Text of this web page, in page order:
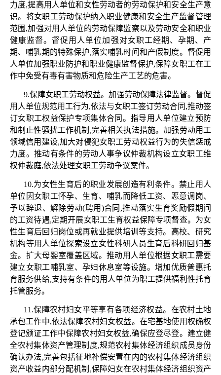
力度,提高用人单位和女性劳动者的劳动保护和安全生产意
识。将女职工劳动保护纳入职业健康和安全生产监督管理
范围,加强对用人单位的劳动保障监察以及劳动安全和职业
健康监督。督促用人单位加强对女职工经期、孕期、产
期、哺乳期的特殊保护,落实哺乳时间和产假制度。督促用
人单位加强职业防护和职业健康监督保护,保障女职工在工
作中免受有毒有害物质和危险生产工艺的危害。
9.保障女职工劳动权益。加强劳动保障法律监督。督促
用人单位规范用工行为,依法与女职工签订劳动合同,推动签
订女职工权益保护专项集体合同。指导用人单位建立预防
和制止性骚扰工作机制,完善相关执法措施。加强劳动用工
领域信用建设,加大对侵犯女职工劳动权益行为的失信惩戒
力度。推动有条件的劳动人事争议仲裁机构设立女职工维
权仲裁庭,依法处理女职工劳动争议案件。
10.为女性生育后的职业发展创造有利条件。禁止用人
单位因女职工怀孕、生育、哺乳而降低工资、恶意调岗、
予以辞退、解除劳动(聘用)合同,推动落实生育奖励假期间
的工资待遇,定期开展女职工生育权益保障专项督查。为女
性生育后回归岗位或再就业提供培训等支持。高校、研究
机构等用人单位探索设立女性科研人员生育后科研回归基
金。扩大母婴室覆盖区域。推动用人单位根据女职工需要
建立女职工哺乳室、孕妇休息室等设施。增加优质普惠托
育服务供给,支持有条件的用人单位为职工提供福利性托育
托管服务。
11.保障农村妇女平等享有各项经济权益。在农村土地
承包工作中,依法保障农村妇女权益。在宅基地使用权确权
登记颁证工作中保障农村妇女权益,确保应登尽登。建立健
全农村集体资产管理制度,规范农村集体经济组织成员身份
确认办法,完善包括征地补偿安置在内的农村集体经济组织
资产收益内部分配机制,保障妇女在农村集体经济组织资产